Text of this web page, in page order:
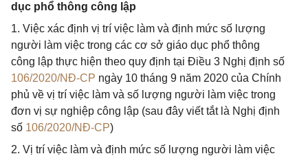
dục phổ thông công lập
1. Việc xác định vị trí việc làm và định mức số lượng
người làm việc trong các cơ sở giáo dục phổ thông
công lập thực hiện theo quy định tại Điều 3 Nghị định số
106/2020/NĐ-CP ngày 10 tháng 9 năm 2020 của Chính
phủ về vị trí việc làm và số lượng người làm việc trong
đơn vị sự nghiệp công lập (sau đây viết tắt là Nghị định
số 106/2020/NĐ-CP)
2. Vị trí việc làm và định mức số lượng người làm việc